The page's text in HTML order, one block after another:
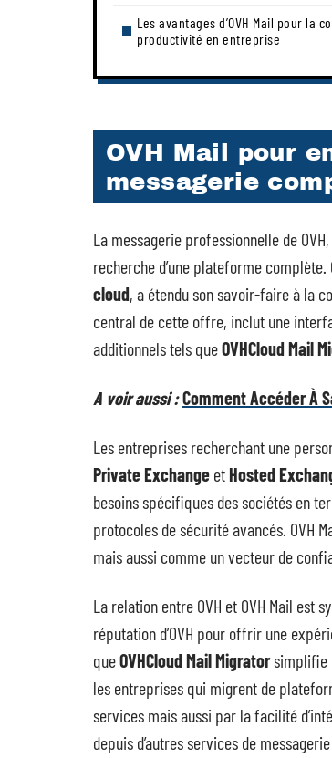
Les avantages d’OVH Mail pour la
productivité en entreprise
OVH Mail pour
messagerie
La messagerie professionnelle de OVH,
recherche d’une plateforme complète.
cloud, a étendu son savoir-faire à la
central de cette offre, inclut une
additionnels tels queOVHCloud Mail
A voir aussi :Comment Accéder À
Les entreprises recherchant une
Private Exchange etHosted
besoins spécifiques des sociétés en
protocoles de sécurité avancés. OVH
mais aussi comme un vecteur de
La relation entre OVH et OVH Mail est
réputation d’OVH pour offrir une
queOVHCloud Mail Migratorsimplifie
les entreprises qui migrent de
services mais aussi par la facilité
depuis d’autres services de